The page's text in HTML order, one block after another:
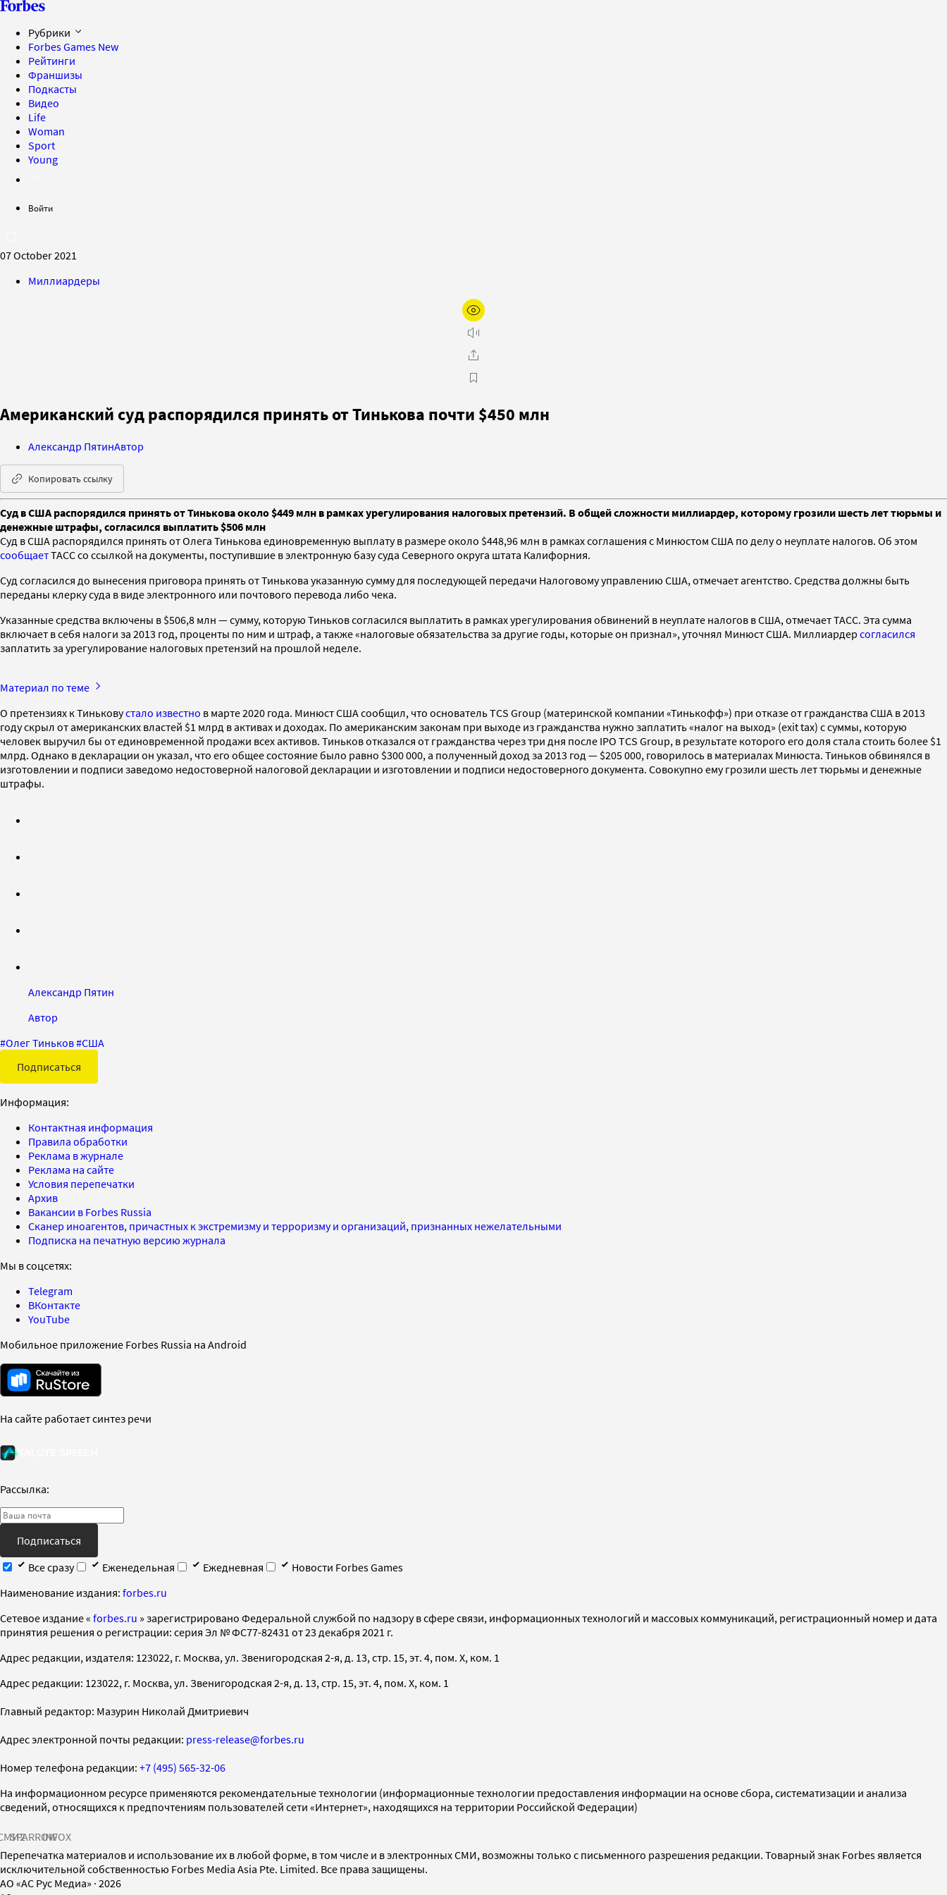
Рубрики
Forbes Games New
Рейтинги
Франшизы
Подкасты
Видео
Life
Woman
Sport
Young
Войти
07 October 2021
Миллиардеры
Американский суд распорядился принять от Тинькова почти $450 млн
Александр ПятинАвтор
Копировать ссылку
Суд в США распорядился принять от Тинькова около $449 млн в рамках урегулирования налоговых претензий. В общей сложности миллиардер, которому грозили шесть лет тюрьмы и
денежные штрафы, согласился выплатить $506 млн
Суд в США распорядился принять от Олега Тинькова единовременную выплату в размере около $448,96 млн в рамках соглашения с Минюстом США по делу о неуплате налогов. Об этом
сообщаетТАСС со ссылкой на документы, поступившие в электронную базу суда Северного округа штата Калифорния.
Суд согласился до вынесения приговора принять от Тинькова указанную сумму для последующей передачи Налоговому управлению США, отмечает агентство. Средства должны быть
переданы клерку суда в виде электронного или почтового перевода либо чека.
Указанные средства включены в $506,8 млн — сумму, которую Тиньков согласился выплатить в рамках урегулирования обвинений в неуплате налогов в США, отмечает ТАСС. Эта сумма
включает в себя налоги за 2013 год, проценты по ним и штраф, а также «налоговые обязательства за другие годы, которые он признал», уточнял Минюст США. Миллиардер согласился
заплатить за урегулирование налоговых претензий на прошлой неделе.
Материал по теме
О претензиях к Тиньковустало известно в марте 2020 года. Минюст США сообщил, что основатель TCS Group (материнской компании «Тинькофф») при отказе от гражданства США в 2013
году скрыл от американских властей $1 млрд в активах и доходах. По американским законам при выходе из гражданства нужно заплатить «налог на выход» (exit tax) c суммы, которую
человек выручил бы от единовременной продажи всех активов. Тиньков отказался от гражданства через три дня после IPO TCS Group, в результате которого его доля стала стоить более $1
млрд. Однако в декларации он указал, что его общее состояние было равно $300 000, а полученный доход за 2013 год — $205 000, говорилось в материалах Минюста. Тиньков обвинялся в
изготовлении и подписи заведомо недостоверной налоговой декларации и изготовлении и подписи недостоверного документа. Совокупно ему грозили шесть лет тюрьмы и денежные
штрафы.
Александр Пятин
Автор
#Олег Тиньков#США
Подписаться
Информация:
Контактная информация
Правила обработки
Реклама в журнале
Реклама на сайте
Условия перепечатки
Архив
Вакансии в Forbes Russia
Сканер иноагентов, причастных к экстремизму и терроризму и организаций, признанных нежелательными
Подписка на печатную версию журнала
Мы в соцсетях:
Telegram
ВКонтакте
YouTube
Мобильное приложение Forbes Russia на Android
На сайте работает синтез речи
Рассылка:
Подписаться
Все сразу
Еженедельная Ежедневная
Новости Forbes Games
Наименование издания: forbes.ru
Cетевое издание « forbes.ru » зарегистрировано Федеральной службой по надзору в сфере связи, информационных технологий и массовых коммуникаций, регистрационный номер и дата
принятия решения о регистрации: серия Эл № ФС77-82431 от 23 декабря 2021 г.
Адрес редакции, издателя: 123022, г. Москва, ул. Звенигородская 2-я, д. 13, стр. 15, эт. 4, пом. X, ком. 1
Адрес редакции: 123022, г. Москва, ул. Звенигородская 2-я, д. 13, стр. 15, эт. 4, пом. X, ком. 1
Главный редактор: Мазурин Николай Дмитриевич
Адрес электронной почты редакции: press-release@forbes.ru
Номер телефона редакции: +7 (495) 565-32-06
На информационном ресурсе применяются рекомендательные технологии (информационные технологии предоставления информации на основе сбора, систематизации и анализа
сведений, относящихся к предпочтениям пользователей сети «Интернет», находящихся на территории Российской Федерации)
SPARROWINFOX
Перепечатка материалов и использование их в любой форме, в том числе и в электронных СМИ, возможны только с письменного разрешения редакции. Товарный знак Forbes является
исключительной собственностью Forbes Media Asia Pte. Limited. Все права защищены.
AO «АС Рус Медиа» · 2026